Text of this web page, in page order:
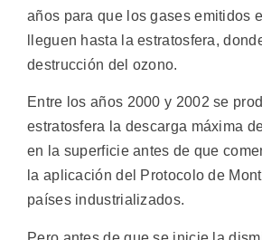
años para que los gases emitidos
lleguen hasta la estratosfera,
destrucción del ozono.
Entre los años 2000 y 2002 se
estratosfera la descarga máxima
en la superficie antes de que
la aplicación del Protocolo de
países industrializados.